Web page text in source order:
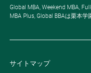
Global MBA, Weekend MBA,
MBA Plus, Global BBAは栗本学
サイトマップ